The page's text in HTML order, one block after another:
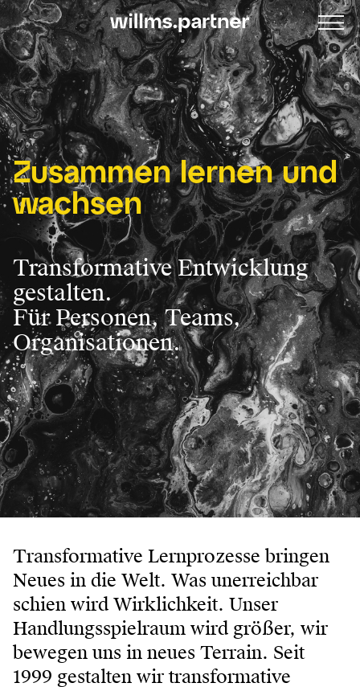
Zusammen lernen und
wachsen
Transformative Entwicklung
gestalten.
Für Personen, Teams,
Organisationen.
Transformative Lernprozesse bringen
Neues in die Welt. Was unerreichbar
schien wird Wirklichkeit. Unser
Handlungsspielraum wird größer, wir
bewegen uns in neues Terrain. Seit
1999 gestalten wir transformative